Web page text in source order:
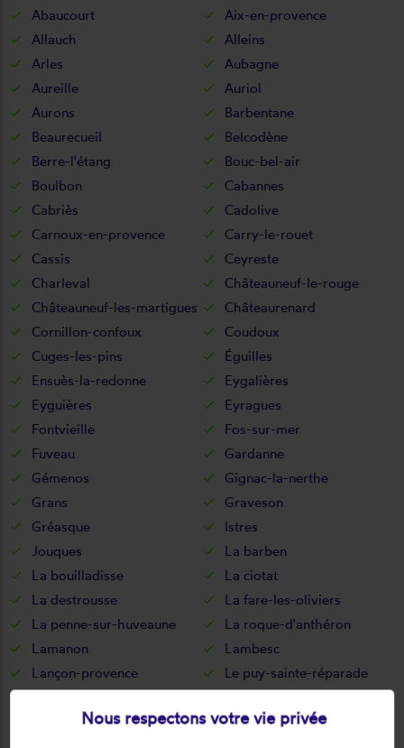
Abaucourt
Aix-en-provence
Allauch
Alleins
Arles
Aubagne
Aureille
Auriol
Aurons
Barbentane
Beaurecueil
Belcodène
Berre-l'étang
Bouc-bel-air
Boulbon
Cabannes
Cabriès
Cadolive
Carnoux-en-provence
Carry-le-rouet
Cassis
Ceyreste
Charleval
Châteauneuf-le-rouge
Châteauneuf-les-martigues
Châteaurenard
Cornillon-confoux
Coudoux
Cuges-les-pins
Éguilles
Ensuès-la-redonne
Eygalières
Eyguières
Eyragues
Fontvieille
Fos-sur-mer
Fuveau
Gardanne
Gémenos
Gignac-la-nerthe
Grans
Graveson
Gréasque
Istres
Jouques
La barben
La bouilladisse
La ciotat
La destrousse
La fare-les-oliviers
La penne-sur-huveaune
La roque-d'anthéron
Lamanon
Lambesc
Lançon-provence
Le puy-sainte-réparade
Les baux-de-provence
Les pennes-mirabeau
Nous respectons votre vie privée